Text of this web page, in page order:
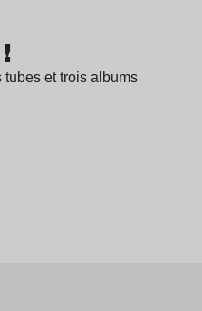
et trois albums